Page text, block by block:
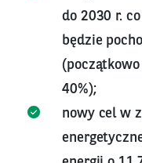
do 2030 r.
będzie
40%);
nowy cel w